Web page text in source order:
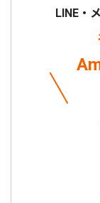
LINE・